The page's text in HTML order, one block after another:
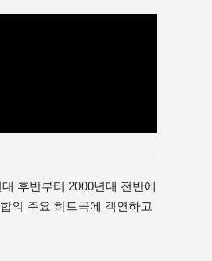
후반부터 2000년대 전반에
의 주요 히트곡에 객연하고